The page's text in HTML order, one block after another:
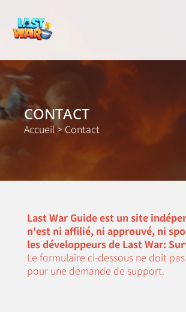
CONTACT
Accueil> Contact
Last War Guide est un site
n'est ni affilié, ni approuvé, ni
les développeurs de Last War:
Le formulaire ci-dessous ne doit
pour une demande de support.